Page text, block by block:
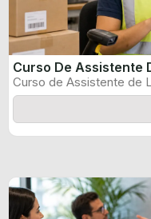
Curso De Assistente
Curso de Assistente de
certificado informado